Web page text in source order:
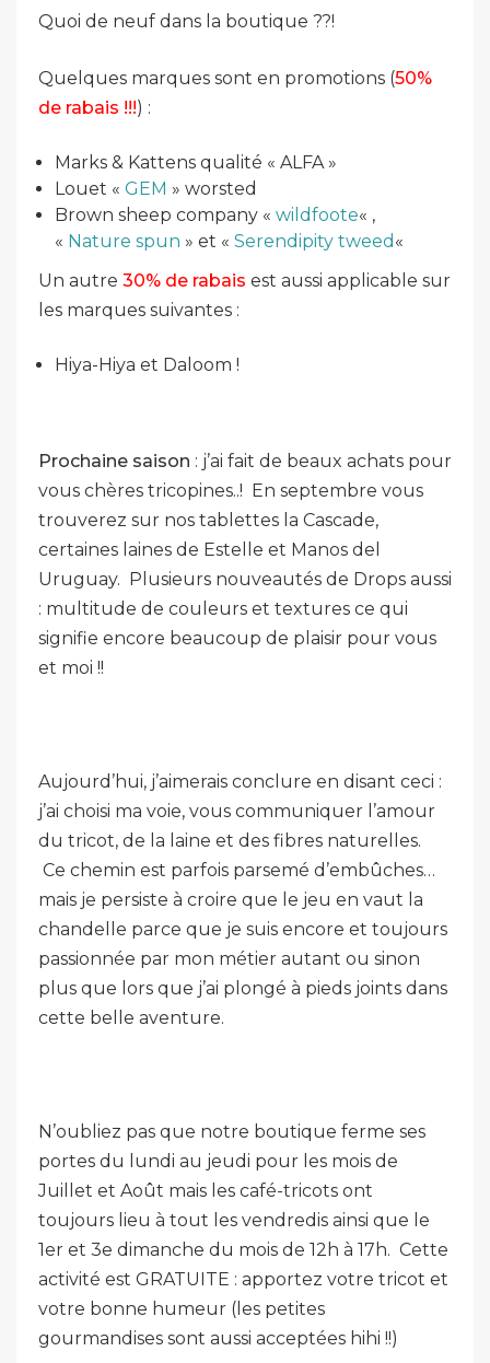
Quoi de neuf dans la boutique ??!
Quelques marques sont en promotions (50%
de rabais !!!) :
Marks & Kattens qualité « ALFA »
Louet « GEM » worsted
Brown sheep company « wildfoote« ,
« Nature spun » et « Serendipity tweed «
Un autre 30% de rabais est aussi applicable sur
les marques suivantes :
Hiya-Hiya et Daloom !
Prochaine saison : j’ai fait de beaux achats pour
vous chères tricopines..! En septembre vous
trouverez sur nos tablettes la Cascade,
certaines laines de Estelle et Manos del
Uruguay. Plusieurs nouveautés de Drops aussi
: multitude de couleurs et textures ce qui
signifie encore beaucoup de plaisir pour vous
et moi !!
Aujourd’hui, j’aimerais conclure en disant ceci :
j’ai choisi ma voie, vous communiquer l’amour
du tricot, de la laine et des fibres naturelles.
Ce chemin est parfois parsemé d’embûches…
mais je persiste à croire que le jeu en vaut la
chandelle parce que je suis encore et toujours
passionnée par mon métier autant ou sinon
plus que lors que j’ai plongé à pieds joints dans
cette belle aventure.
N’oubliez pas que notre boutique ferme ses
portes du lundi au jeudi pour les mois de
Juillet et Août mais les café-tricots ont
toujours lieu à tout les vendredis ainsi que le
1er et 3e dimanche du mois de 12h à 17h. Cette
activité est GRATUITE : apportez votre tricot et
votre bonne humeur (les petites
gourmandises sont aussi acceptées hihi !!)